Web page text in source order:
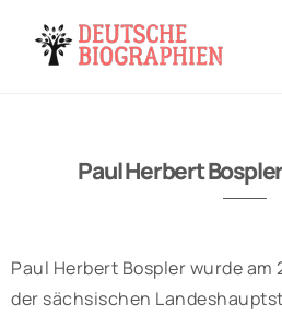
Paul Herbert
Paul Herbert Bospler wurde am
der sächsischen